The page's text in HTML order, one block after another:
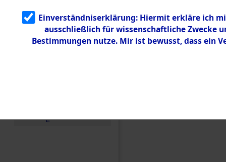
g
5.3.3
Todesmärsch
e
Einverständniserklärung: Hiermit erkläre ich
ausschließlich für wissenschaftliche Zwecke
Bestimmungen nutze. Mir ist bewusst, dass ein